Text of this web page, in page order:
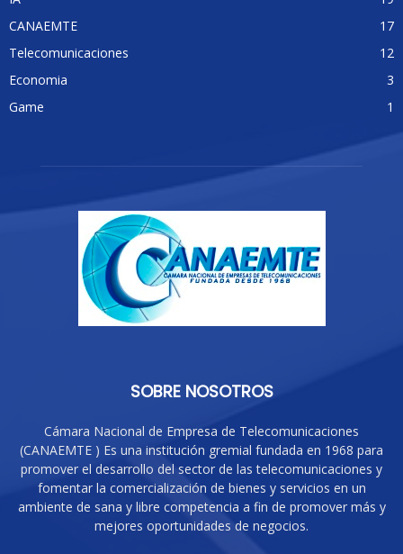
CANAEMTE
17
Telecomunicaciones
12
Economia
3
Game
1
SOBRE NOSOTROS
Cámara Nacional de Empresa de Telecomunicaciones
(CANAEMTE ) Es una institución gremial fundada en 1968 para
promover el desarrollo del sector de las telecomunicaciones y
fomentar la comercialización de bienes y servicios en un
ambiente de sana y libre competencia a fin de promover más y
mejores oportunidades de negocios.